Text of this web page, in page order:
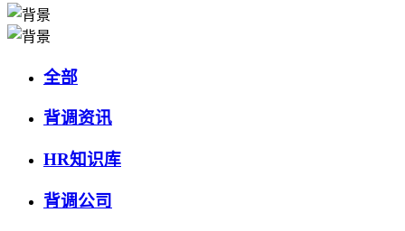
全部
背调资讯
HR知识库
背调公司